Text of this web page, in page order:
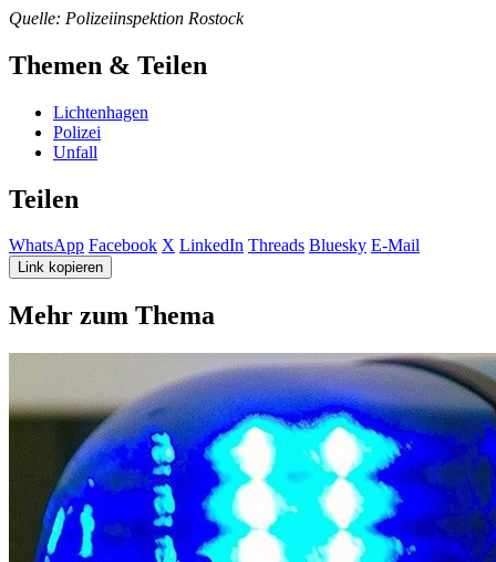
Quelle: Polizeiinspektion Rostock
Themen & Teilen
Lichtenhagen
Polizei
Unfall
Teilen
WhatsApp Facebook X LinkedIn Threads Bluesky E-Mail
Link kopieren
Mehr zum Thema